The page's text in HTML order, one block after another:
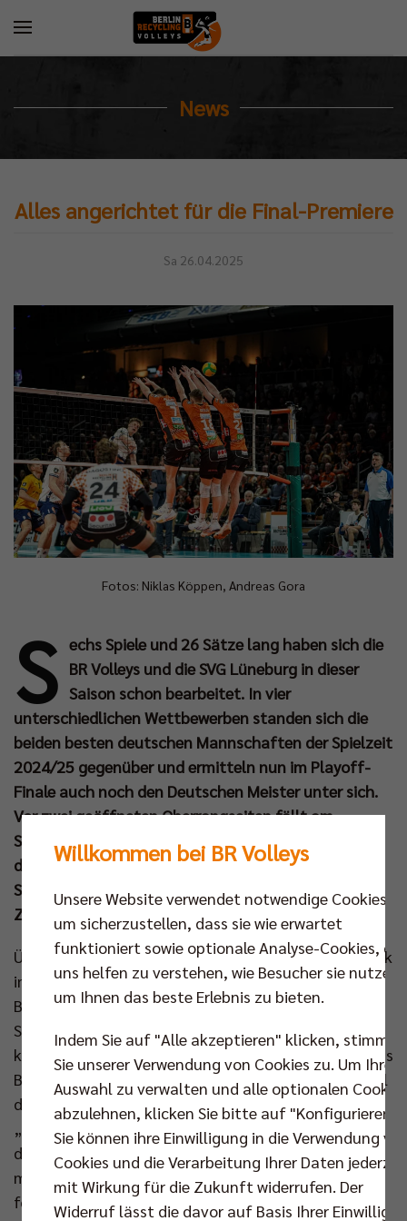
News
Alles angerichtet für die Final-Premiere
Sa 26.04.2025
Fotos: Niklas Köppen, Andreas Gora
S echs Spiele und 26 Sätze lang haben sich die
BR Volleys und die SVG Lüneburg in dieser
Saison schon bearbeitet. In vier
unterschiedlichen Wettbewerben standen sich die
beiden besten deutschen Mannschaften der Spielzeit
2024/25 gegenüber und ermitteln nun im Playoff-
Finale auch noch den Deutschen Meister unter sich.
Vor zwei geöffneten Oberrangseiten fällt am
Sonntag (27. Apr um 16.00 Uhr) der Startschuss, bei
dem Titelsponsor Berlin Recycling als „Partner des
Spieltags“ sein 25-jähriges Firmenjubiläum mit den
Zuschauern im Volleyballtempel feiert.
Überzeugend beim Ligacup (3:0), durchsetzungsstark
im DVV-Pokal (3:1) und ungefährdet in der Volleyball
Bundesliga (3:0) – in den ersten drei Duellen dieser
Saison gaben die BR Volleys gegen die SVG Lüneburg
klar den Ton an. Mitte Februar wendete sich dann das
Blatt zwischen den beiden Kontrahenten. Im Hinspiel
der CEV Champions League (2:3) gewannen die
„LüneHünen“ den nötigen Glauben, der sie auch die
dramatische Berliner Aufholjagd im Rückspiel (3:2)
mit 13:15 im Golden Set noch stoppen ließ. Was
folgte, war ein zweites Match in der Bundesliga, bei
Willkommen bei BR Volleys
Unsere Website verwendet notwendige Cookies,
um sicherzustellen, dass sie wie erwartet
funktioniert sowie optionale Analyse-Cookies, die
uns helfen zu verstehen, wie Besucher sie nutzen,
um Ihnen das beste Erlebnis zu bieten.
Indem Sie auf "Alle akzeptieren" klicken, stimmen
Sie unserer Verwendung von Cookies zu. Um Ihre
Auswahl zu verwalten und alle optionalen Cookies
abzulehnen, klicken Sie bitte auf "Konfigurieren".
Sie können ihre Einwilligung in die Verwendung
Cookies und die Verarbeitung Ihrer Daten
mit Wirkung für die Zukunft widerrufen. Der
Widerruf lässt die davor auf Basis Ihrer